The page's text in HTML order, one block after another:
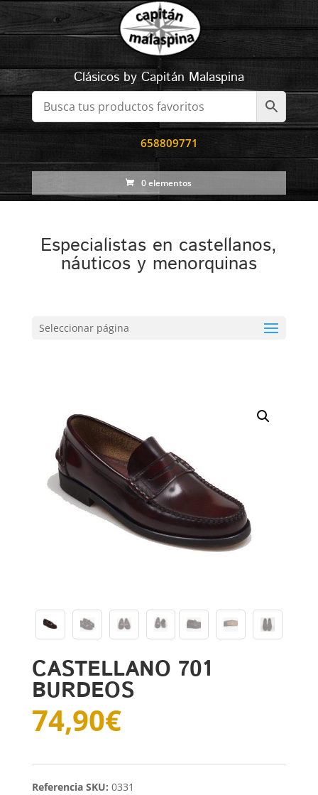
Clásicos by Capitán Malaspina
658809771
0 elementos
Especialistas en castellanos,
náuticos y menorquinas
Seleccionar página
CASTELLANO 701
BURDEOS
74,90€
SKU: 0331